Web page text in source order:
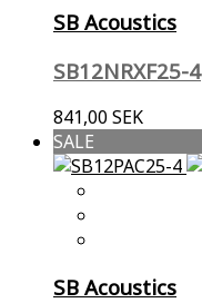
SB Acoustics
SB12NRXF25-4
841,00 SEK
SALE
SB Acoustics